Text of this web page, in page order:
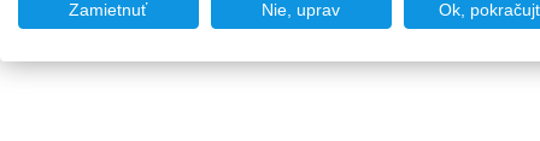
Zamietnuť Nie, uprav Ok,